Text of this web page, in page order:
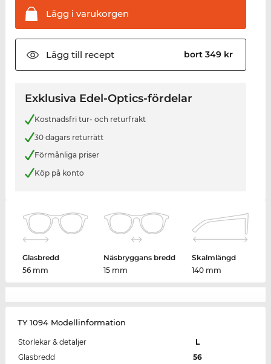
Lägg i varukorgen
Lägg till recept bort 349 kr
Exklusiva Edel-Optics-fördelar
Kostnadsfri tur- och returfrakt
30 dagars returrätt
Förmånliga priser
Köp på konto
Glasbredd
56 mm
Näsbryggans bredd
15 mm
Skalmlängd
140 mm
TY 1094 Modellinformation
Storlekar & detaljer
L
Glasbredd
56